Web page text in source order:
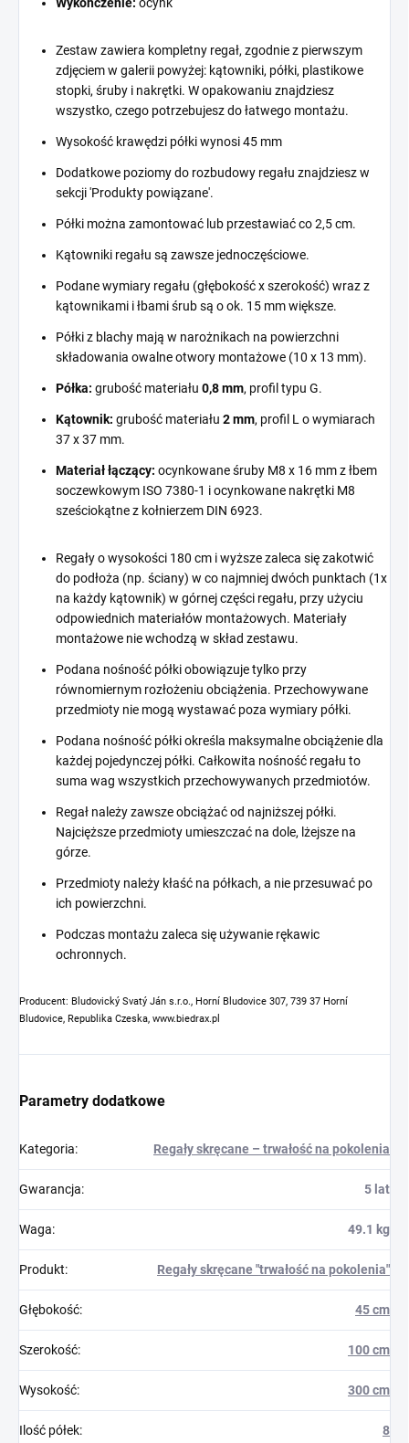
Zestaw zawiera kompletny regał, zgodnie z pierwszym
zdjęciem w galerii powyżej: kątowniki, półki, plastikowe
stopki, śruby i nakrętki. W opakowaniu znajdziesz
wszystko, czego potrzebujesz do łatwego montażu.
Wysokość krawędzi półki wynosi 45 mm
Dodatkowe poziomy do rozbudowy regału znajdziesz w
sekcji 'Produkty powiązane'.
Półki można zamontować lub przestawiać co 2,5 cm.
Kątowniki regału są zawsze jednoczęściowe.
Podane wymiary regału (głębokość x szerokość) wraz z
kątownikami i łbami śrub są o ok. 15 mm większe.
Półki z blachy mają w narożnikach na powierzchni
składowania owalne otwory montażowe (10 x 13 mm).
Półka: grubość materiału 0,8 mm, profil typu G.
Kątownik: grubość materiału 2 mm, profil L o wymiarach
37 x 37 mm.
Materiał łączący: ocynkowane śruby M8 x 16 mm z łbem
soczewkowym ISO 7380-1 i ocynkowane nakrętki M8
sześciokątne z kołnierzem DIN 6923.
Regały o wysokości 180 cm i wyższe zaleca się zakotwić
do podłoża (np. ściany) w co najmniej dwóch punktach (1x
na każdy kątownik) w górnej części regału, przy użyciu
odpowiednich materiałów montażowych. Materiały
montażowe nie wchodzą w skład zestawu.
Podana nośność półki obowiązuje tylko przy
równomiernym rozłożeniu obciążenia. Przechowywane
przedmioty nie mogą wystawać poza wymiary półki.
Podana nośność półki określa maksymalne obciążenie dla
każdej pojedynczej półki. Całkowita nośność regału to
suma wag wszystkich przechowywanych przedmiotów.
Regał należy zawsze obciążać od najniższej półki.
Najcięższe przedmioty umieszczać na dole, lżejsze na
górze.
Przedmioty należy kłaść na półkach, a nie przesuwać po
ich powierzchni.
Podczas montażu zaleca się używanie rękawic
ochronnych.
Producent: Bludovický Svatý Ján s.r.o., Horní Bludovice 307, 739 37 Horní
Bludovice, Republika Czeska, www.biedrax.pl
Parametry dodatkowe
Kategoria: Regały skręcane – trwałość na pokolenia
Gwarancja: 5 lat
Waga: 49.1 kg
Produkt: Regały skręcane "trwałość na pokolenia"
Głębokość: 45 cm
Szerokość: 100 cm
Wysokość: 300 cm
Ilość półek: 8